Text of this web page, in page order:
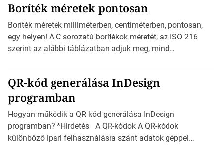
igazán foroghatnak a kreatív fogaskerekek, miközben
zajlik a saját címke készítése. Hogyan készítsünk címkét?
Válasszon méretet és alakot: Válassza ki a kívánt címke
méretét. Akár néhány […]
Boríték méretek pontosan
Boríték méretek milliméterben, centiméterben, pontosan,
egy helyen! A C sorozatú borítékok méretét, az ISO 216
szerint az alábbi táblázatban adjuk meg, mind
mutatja az A4-es papírlaphoz viszonyítva. Az amerikai és
észak-amerikai boríték méretére az ISO 216 nem
vonatkozik. Boríték méretének táblázata C0-tól […]
QR-kód generálása InDesign
programban
Hogyan működik a QR-kód generálása InDesign
programban? *Hirdetés A QR-kódok A QR-kódok
különböző ipari felhasználásra szánt adatok géppel